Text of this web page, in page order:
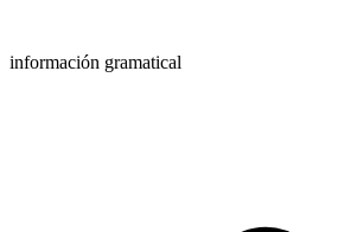
información gramatical